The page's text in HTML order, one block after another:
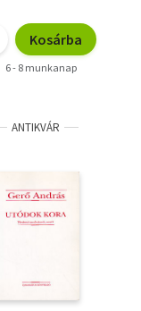
Kosárba
6 - 8 munkanap
ANTIKVÁR